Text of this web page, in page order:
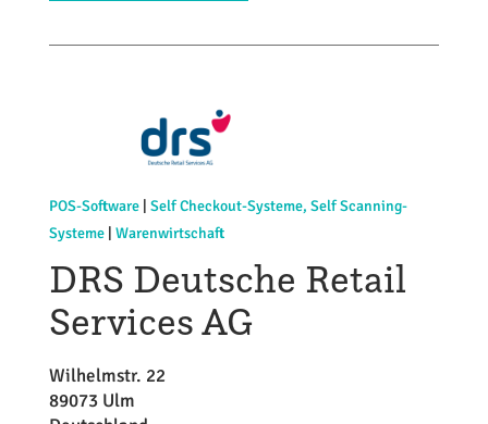
POS-Software| Self Checkout-Systeme, Self Scanning-
Systeme| Warenwirtschaft
DRS Deutsche Retail
Services AG
Wilhelmstr. 22
89073 Ulm